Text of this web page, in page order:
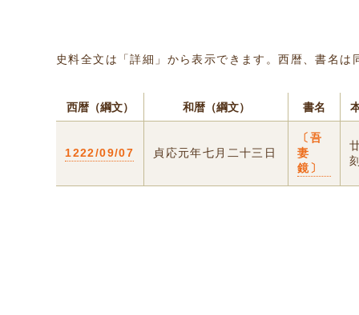
史料全文は「詳細」から表示できます。西暦、書名
西暦（綱文） 和暦（綱文） 書名
1222/09/07 貞応元年七月二十三日
〔吾
妻
鏡〕